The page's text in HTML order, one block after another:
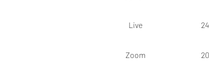
Live
Zoom